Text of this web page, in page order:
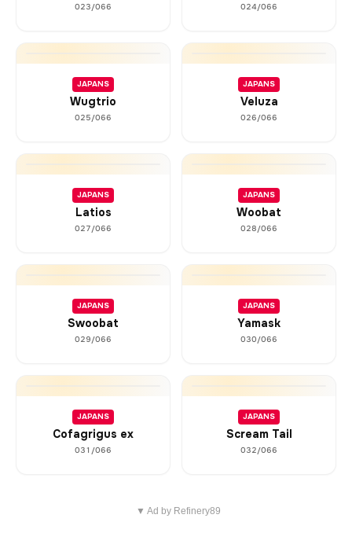
023/066 024/066
JAPANS
Wugtrio
025/066
JAPANS
Veluza
026/066
JAPANS
Latios
027/066
JAPANS
Woobat
028/066
JAPANS
Swoobat
029/066
JAPANS
Yamask
030/066
JAPANS
Cofagrigus ex
031/066
JAPANS
Scream Tail
032/066
▼ Ad by Refinery89